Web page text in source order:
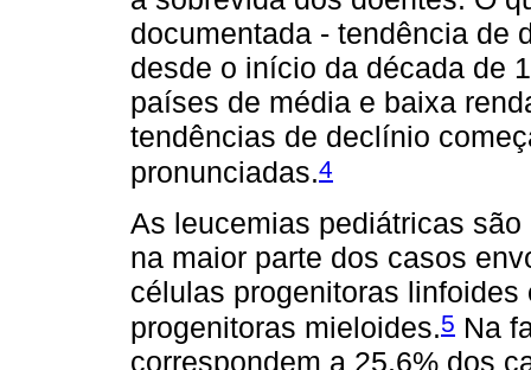
documentada - tendência de
desde o início da década de
países de média e baixa
tendências de declínio
pronunciadas.4
As leucemias pediátricas
na maior parte dos casos
células progenitoras
progenitoras mieloides.5 Na
correspondem a 25,6% dos